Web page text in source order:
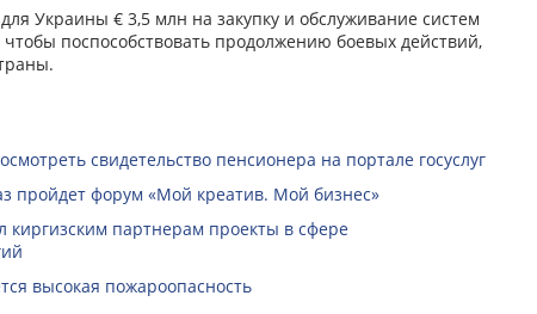
Украины € 3,5 млн на закупку и обслуживание систем
поспособствовать продолжению боевых действий,
свидетельство пенсионера на портале госуслуг
пройдет форум «Мой креатив. Мой бизнес»
киргизским партнерам проекты в сфере
высокая пожароопасность